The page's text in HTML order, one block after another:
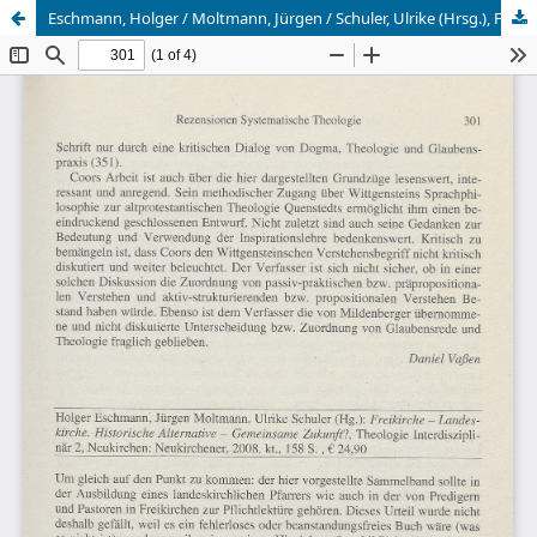
Eschmann, Holger / Moltmann, Jürgen / Schuler, Ulrike (Hrsg.), Freikirche - Landeskirche